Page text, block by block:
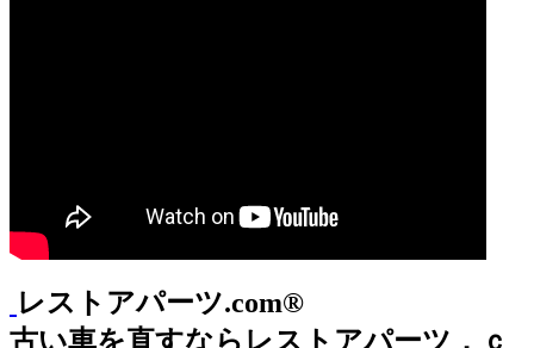
レストアパーツ.com®
古い車を直すならレストアパーツ．ｃ